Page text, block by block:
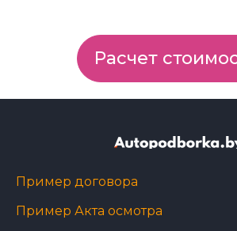
Расчет
Пример договора
Пример Акта осмотра